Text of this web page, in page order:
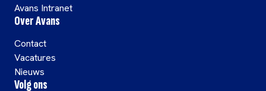
Avans Intranet
Over Avans
Contact
Vacatures
Nieuws
Volg ons